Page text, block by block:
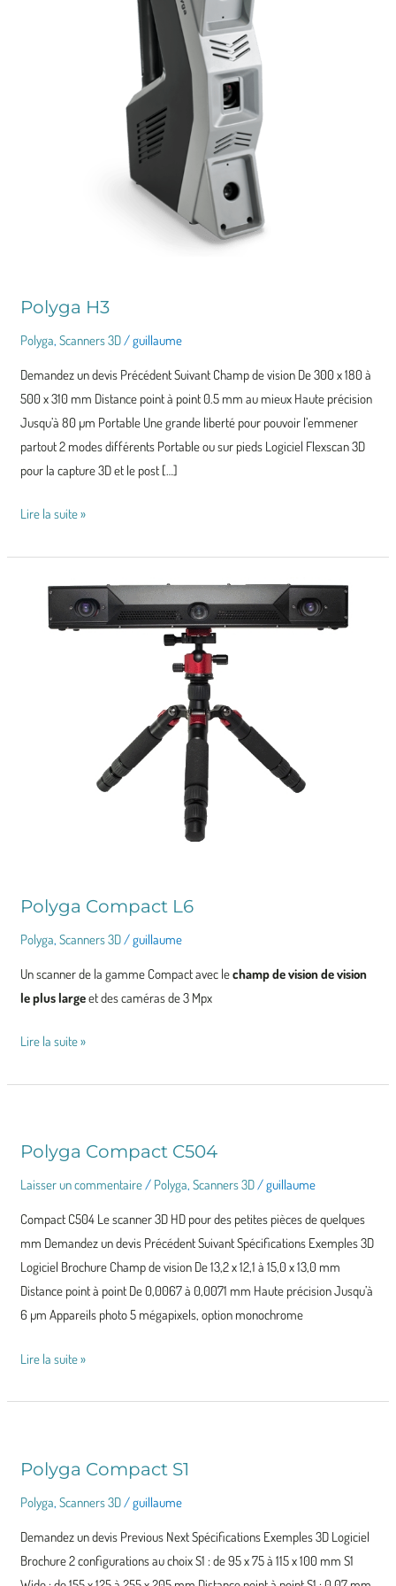
Polyga H3
Polyga,Scanners 3D/guillaume
Demandez un devis Précédent Suivant Champ de vision De 300 x 180 à
500 x 310 mm Distance point à point 0.5 mm au mieux Haute précision
Jusqu’à 80 µm Portable Une grande liberté pour pouvoir l’emmener
partout 2 modes différents Portable ou sur pieds Logiciel Flexscan 3D
pour la capture 3D et le post […]
Lire la suite »
Polyga Compact L6
Polyga,Scanners 3D /guillaume
Un scanner de la gamme Compact avec lechamp de vision de vision
le plus largeet des caméras de 3 Mpx
Polyga
Compact
Lire la suite »
Polyga Compact C504
Laisser un commentaire/ Polyga,Scanners 3D/guillaume
Compact C504 Le scanner 3D HD pour des petites pièces de quelques
mm Demandez un devis Précédent Suivant Spécifications Exemples 3D
Logiciel Brochure Champ de vision De 13,2 x 12,1 à 15,0 x 13,0 mm
Distance point à point De 0,0067 à 0,0071 mm Haute précision Jusqu’à
6 µm Appareils photo 5 mégapixels, option monochrome
Polyga
Lire la suite »
Polyga Compact S1
Polyga,Scanners 3D /guillaume
Demandez un devis Previous Next Spécifications Exemples 3D Logiciel
Brochure 2 configurations au choix S1 : de 95 x 75 à 115 x 100 mm S1
Polyga